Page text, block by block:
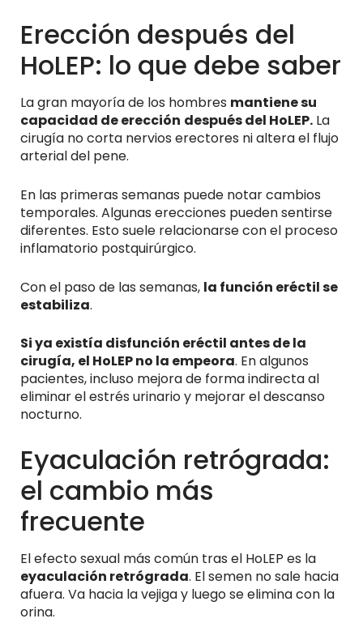
Erección después del
HoLEP: lo que debe saber
La gran mayoría de los hombres mantiene su
capacidad de erección después del HoLEP. La
cirugía no corta nervios erectores ni altera el flujo
arterial del pene.
En las primeras semanas puede notar cambios
temporales. Algunas erecciones pueden sentirse
diferentes. Esto suele relacionarse con el proceso
inflamatorio postquirúrgico.
Con el paso de las semanas, la función eréctil se
estabiliza.
Si ya existía disfunción eréctil antes de la
cirugía, el HoLEP no la empeora. En algunos
pacientes, incluso mejora de forma indirecta al
eliminar el estrés urinario y mejorar el descanso
nocturno.
Eyaculación retrógrada:
el cambio más
frecuente
El efecto sexual más común tras el HoLEP es la
eyaculación retrógrada. El semen no sale hacia
afuera. Va hacia la vejiga y luego se elimina con la
orina.